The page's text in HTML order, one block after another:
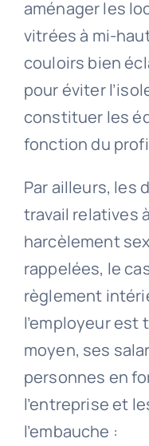
aménager les
vitrées à mi-
couloirs bien
pour éviter
constituer les
fonction du
Par ailleurs, les
travail relatives
harcèlement
rappelées, le
règlement
l’employeur est
moyen, ses
personnes en
l’entreprise et
l’embauche :